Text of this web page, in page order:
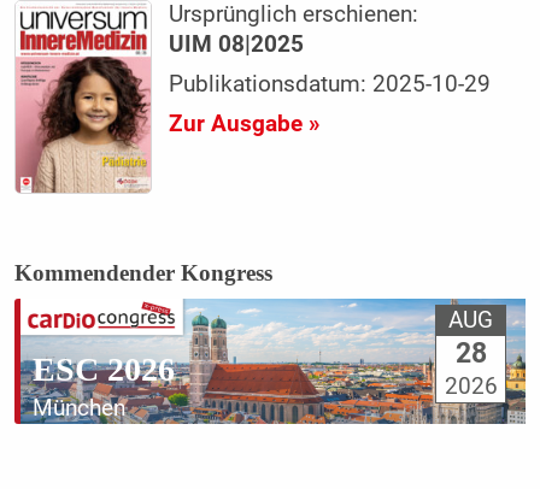
Ursprünglich erschienen:
UIM 08|2025
Publikationsdatum: 2025-10-29
Zur Ausgabe »
Kommendender Kongress
ESC 2026
München
AUG
28
2026